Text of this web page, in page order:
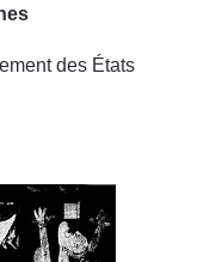
des États